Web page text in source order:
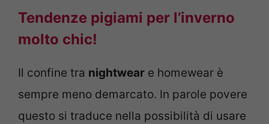
Tendenze pigiami per l’inverno
molto chic!
Il confine tra nightwear e homewear è
sempre meno demarcato. In parole povere
questo si traduce nella possibilità di usare